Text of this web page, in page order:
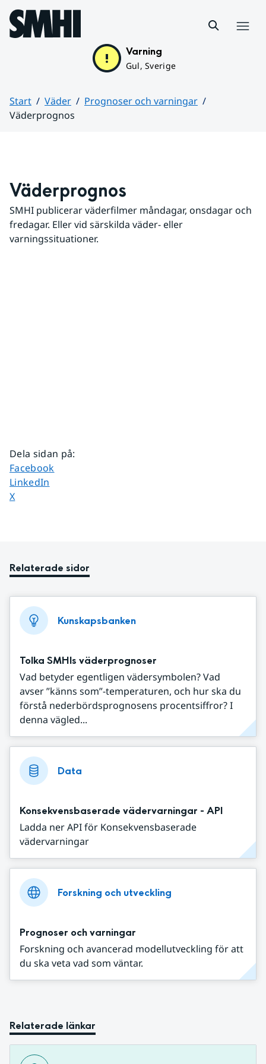
Hoppa till sidans innehåll
Varning
Gul, Sverige
Start Väder
Prognoser och varningar
Väderprognos
Väderprognos
SMHI publicerar väderfilmer måndagar, onsdagar och
fredagar. Eller vid särskilda väder- eller
varningssituationer.
Dela sidan på:
Dela sidan på
Facebook
Dela sidan på
LinkedIn
Dela sidan på
X
Relaterade sidor
Kunskapsbanken
Tolka SMHIs väderprognoser
Vad betyder egentligen vädersymbolen? Vad
avser ”känns som”-temperaturen, och hur ska du
förstå nederbördsprognosens procentsiffror? I
denna vägled...
Data
Konsekvensbaserade vädervarningar - API
Ladda ner API för Konsekvensbaserade
vädervarningar
Forskning och utveckling
Prognoser och varningar
Forskning och avancerad modellutveckling för att
du ska veta vad som väntar.
Relaterade länkar